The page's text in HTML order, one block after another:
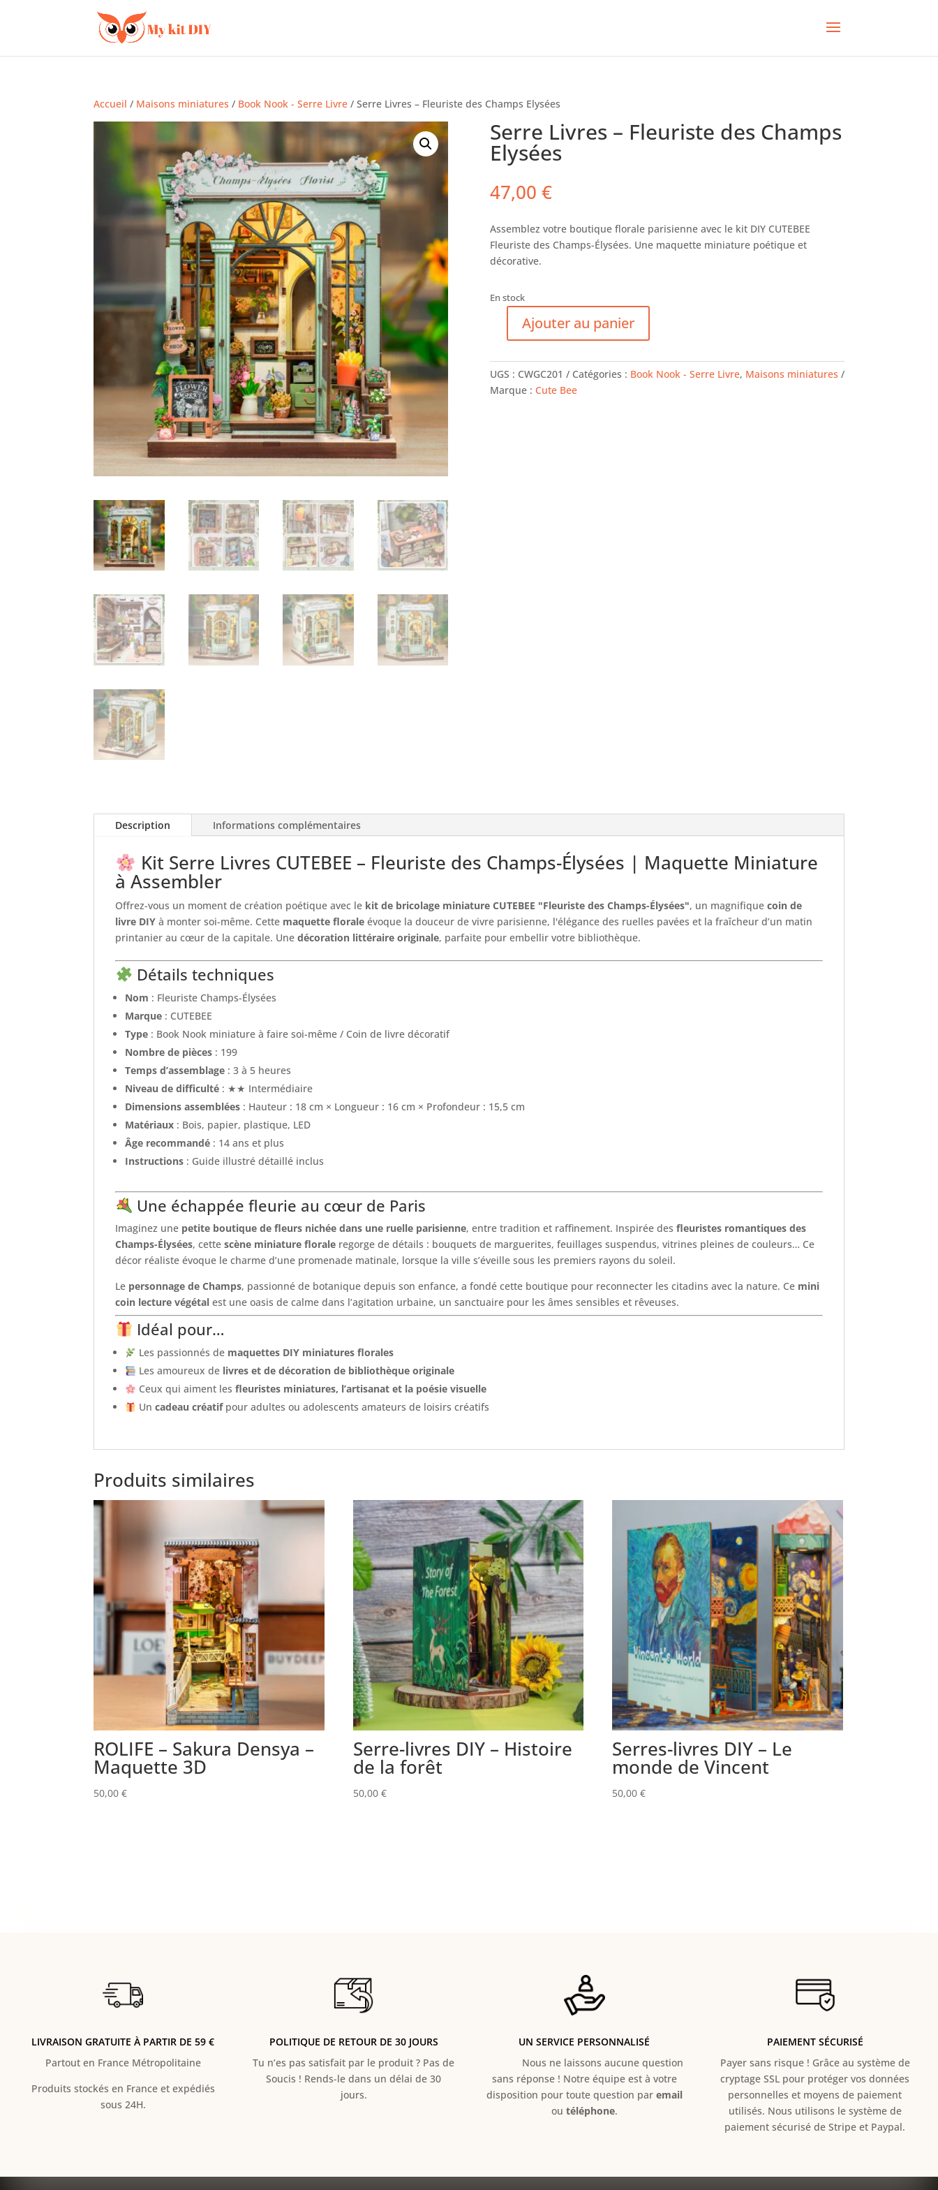
Accueil / Maisons miniatures / Book Nook - Serre Livre / Serre Livres – Fleuriste des Champs Elysées
Serre Livres – Fleuriste des Champs
Elysées
47,00 €
Assemblez votre boutique florale parisienne avec le kit DIY CUTEBEE
Fleuriste des Champs-Élysées. Une maquette miniature poétique et
décorative.
En stock
quantité
Serre
Livres
-
Ajouter au panier
UGS : CWGC201 Catégories : Book Nook - Serre Livre, Maisons miniatures
Marque : Cute Bee
Description Informations complémentaires
Kit Serre Livres CUTEBEE – Fleuriste des Champs-Élysées | Maquette Miniature
à Assembler
Offrez-vous un moment de création poétique avec le kit de bricolage miniature CUTEBEE "Fleuriste des Champs-Élysées", un magnifiquecoin de
livre DIY à monter soi-même. Cette maquette florale évoque la douceur de vivre parisienne, l'élégance des ruelles pavées et la fraîcheur d’un matin
printanier au cœur de la capitale. Unedécoration littéraire originale, parfaite pour embellir votre bibliothèque.
Détails techniques
Nom : Fleuriste Champs-Élysées
Marque : CUTEBEE
Type : Book Nook miniature à faire soi-même / Coin de livre décoratif
Nombre de pièces : 199
Temps d’assemblage : 3 à 5 heures
Niveau de difficulté : ★★ Intermédiaire
Dimensions assemblées : Hauteur : 18 cm × Longueur : 16 cm × Profondeur : 15,5 cm
Matériaux : Bois, papier, plastique, LED
Âge recommandé : 14 ans et plus
Instructions : Guide illustré détaillé inclus
Une échappée fleurie au cœur de Paris
Imaginez une petite boutique de fleurs nichée dans une ruelle parisienne, entre tradition et raffinement. Inspirée desfleuristes romantiques des
Champs-Élysées, cettescène miniature florale regorge de détails : bouquets de marguerites, feuillages suspendus, vitrines pleines de couleurs… Ce
décor réaliste évoque le charme d’une promenade matinale, lorsque la ville s’éveille sous les premiers rayons du soleil.
Le personnage de Champs, passionné de botanique depuis son enfance, a fondé cette boutique pour reconnecter les citadins avec la nature. Ce mini
coin lecture végétal est une oasis de calme dans l’agitation urbaine, un sanctuaire pour les âmes sensibles et rêveuses.
Idéal pour…
Les passionnés de maquettes DIY miniatures florales
Les amoureux de livres et de décoration de bibliothèque originale
Ceux qui aiment lesfleuristes miniatures, l’artisanat et la poésie visuelle
Uncadeau créatifpour adultes ou adolescents amateurs de loisirs créatifs
Produits similaires
ROLIFE – Sakura Densya –
Maquette 3D
50,00€
Serre-livres DIY – Histoire
de la forêt
50,00 €
Serres-livres DIY – Le
monde de Vincent
50,00€
LIVRAISON GRATUITE À PARTIR DE 59 €
Partout en France Métropolitaine
Produits stockés en France et expédiés
sous 24H.
POLITIQUE DE RETOUR DE 30 JOURS
Tu n’es pas satisfait par le produit ? Pas de
Soucis ! Rends-le dans un délai de 30
jours.
UN SERVICE PERSONNALISÉ
Nous ne laissons aucune question
sans réponse ! Notre équipe est à votre
disposition pour toute question par email
ou téléphone.
PAIEMENT SÉCURISÉ
Payer sans risque ! Grâce au système de
cryptage SSL pour protéger vos données
personnelles et moyens de paiement
utilisés. Nous utilisons le système de
paiement sécurisé de Stripe et Paypal.